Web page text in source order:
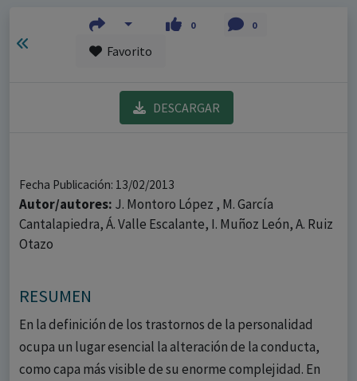
facultados prescribir medicamentos y decidir, en cada
caso concreto, el tratamiento más adecuado a las
necesidades del paciente.
0 0
Favorito
DESCARGAR
Fecha Publicación: 13/02/2013
Autor/autores: J. Montoro López , M. García
Cantalapiedra, Á. Valle Escalante, I. Muñoz León, A. Ruiz
Otazo
RESUMEN
En la definición de los trastornos de la personalidad
ocupa un lugar esencial la alteración de la conducta,
como capa más visible de su enorme complejidad. En